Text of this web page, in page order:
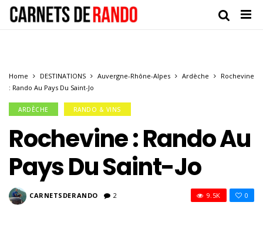
Home DESTINATIONS Auvergne-Rhône-Alpes Ardèche
Rochevine
: Rando Au Pays Du Saint-Jo
ARDÈCHE RANDO & VINS
Rochevine : Rando Au
Pays Du Saint-Jo
CARNETSDERANDO 2 0
9.5K